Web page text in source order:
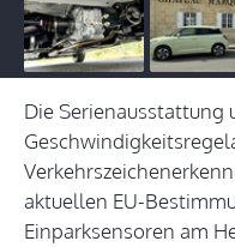
Die Serienausstattung
aktuellen EU-
Einparksensoren am